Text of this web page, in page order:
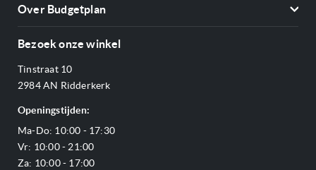
Kookplaten
Afzuigkappen
Ovens
Stoomovens
Magnetrons
Vaatwassers
Complete keukens
Outlet
Betalen
Veelgestelde vragen
Service & garantie
Sitemap
Over Budgetplan
Adres & Route
Reviews Budgetplan
Blog
Bezoek onze winkel
Tinstraat 10
2984 AN Ridderkerk
Openingstijden:
Ma-Do: 10:00 - 17:30
Vr: 10:00 - 21:00
Za: 10:00 - 17:00